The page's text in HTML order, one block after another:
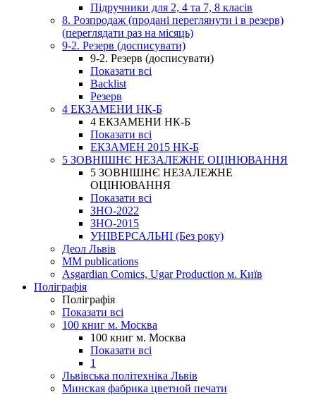
Підручники для 2, 4 та 7, 8 класів
8. Розпродаж (продані переглянути і в резерв)
(переглядати раз на місяць)
9-2. Резерв (досписувати)
9-2. Резерв (досписувати)
Показати всі
Backlist
Резерв
4 ЕКЗАМЕНИ НК-Б
4 ЕКЗАМЕНИ НК-Б
Показати всі
ЕКЗАМЕН 2015 НК-Б
5 ЗОВНІШНЄ НЕЗАЛЕЖНЕ ОЦІНЮВАННЯ
5 ЗОВНІШНЄ НЕЗАЛЕЖНЕ
ОЦІНЮВАННЯ
Показати всі
ЗНО-2022
ЗНО-2015
УНІВЕРСАЛЬНІ (Без року)
Деол Львів
MM publications
Asgardian Comics, Ugar Production м. Київ
Поліграфія
Поліграфія
Показати всі
100 книг м. Москва
100 книг м. Москва
Показати всі
1
Львівська політехніка Львів
Минская фабрика цветной печати